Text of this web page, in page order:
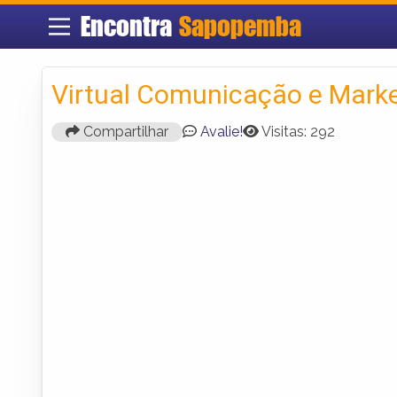
Encontra Sapopemba
Virtual Comunicação e
Compartilhar Avalie! Visitas: 292